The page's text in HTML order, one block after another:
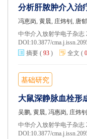
分析肝脓肿介入治
冯恵岗, 黄晨, 庄炜钊, 唐
中华介入放射学电子杂志
DOI:10.3877/
摘要 ( 93 ) 全文 ( 0
基础研究
大鼠深静脉血栓形
中华介入放射学电子杂志
DOI:10.3877/